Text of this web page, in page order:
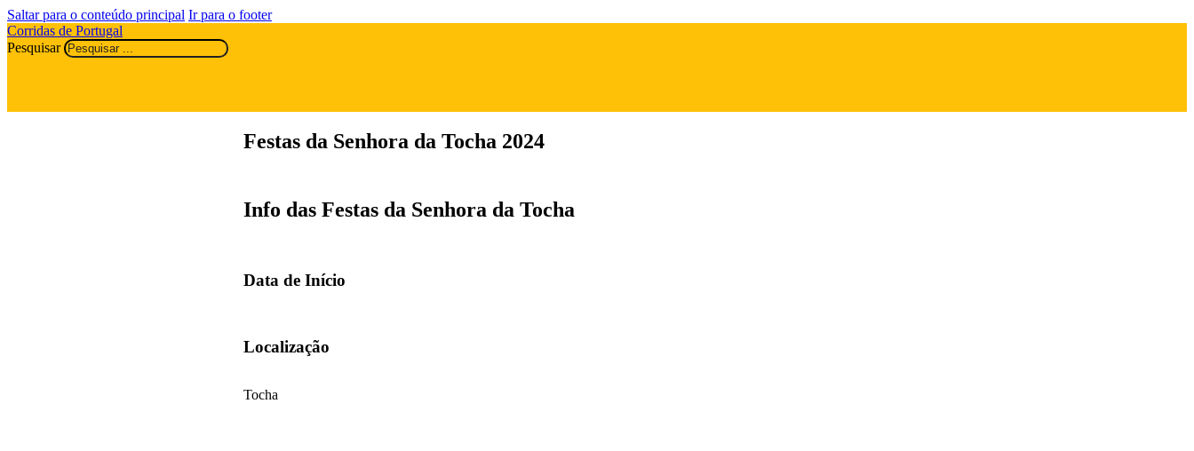
Saltar para o conteúdo principal Ir para o footer
Corridas de Portugal
Pesquisar
Festas da Senhora da Tocha 2024
Info das Festas da Senhora da Tocha
Data de Início
Localização
Tocha